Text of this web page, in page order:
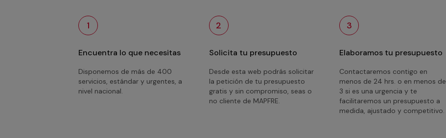
1
Encuentra lo que necesitas
Disponemos de más de 400
servicios, estándar y urgentes, a
nivel nacional.
2
Solicita tu presupuesto
Desde esta web podrás solicitar
la petición de tu presupuesto
gratis y sin compromiso, seas o
no cliente de MAPFRE.
3
Elaboramos tu presupuesto
Contactaremos contigo en
menos de 24 hrs. o en menos de
3 si es una urgencia y te
facilitaremos un presupuesto a
medida, ajustado y competitivo.